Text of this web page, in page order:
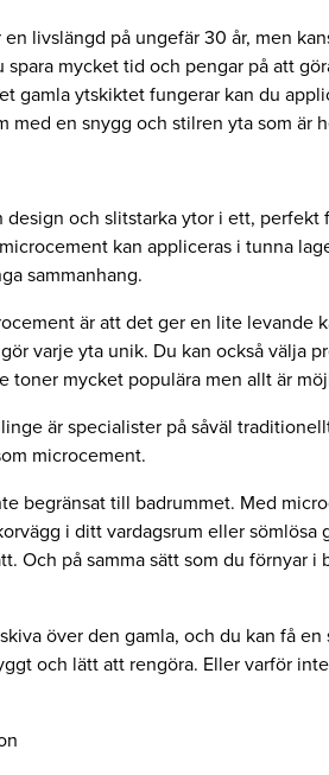
livslängd på ungefär 30 år, men
spara mycket tid och pengar på att
gamla ytskiktet fungerar kan du
med en snygg och stilren yta som är
och slitstarka ytor i ett, perfekt
kan appliceras i tunna
sammanhang.
är att det ger en lite levande
varje yta unik. Du kan också välja
toner mycket populära men allt är
är specialister på såväl
microcement.
begränsat till badrummet. Med
i ditt vardagsrum eller sömlösa
Och på samma sätt som du förnyar i
över den gamla, och du kan få en
och lätt att rengöra. Eller varför